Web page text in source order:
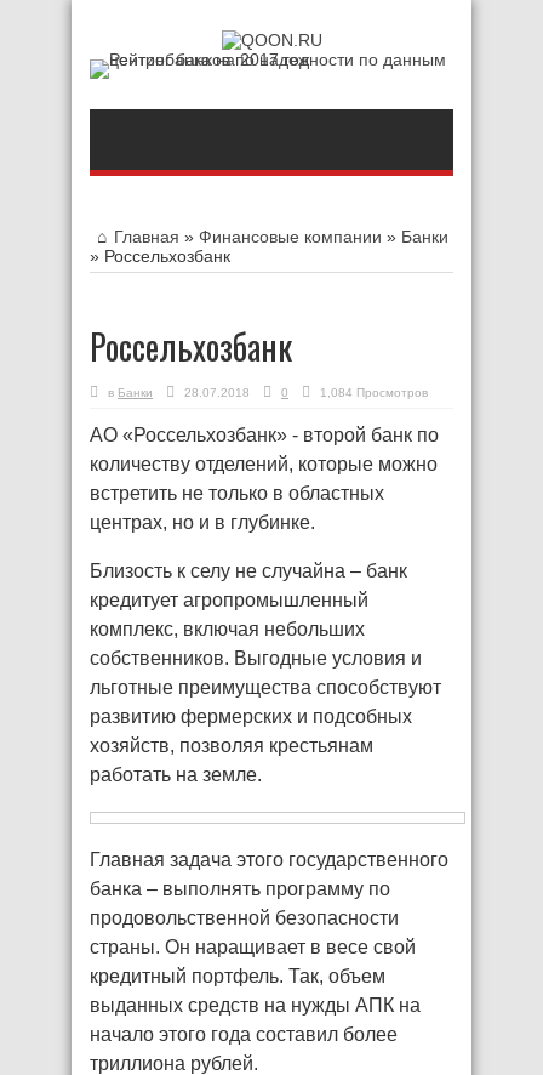
Главная » Финансовые компании » Банки
» Россельхозбанк
Россельхозбанк
в Банки 28.07.2018 0 1,084 Просмотров
АО «Россельхозбанк» - второй банк по
количеству отделений, которые можно
встретить не только в областных
центрах, но и в глубинке.
Близость к селу не случайна – банк
кредитует агропромышленный
комплекс, включая небольших
собственников. Выгодные условия и
льготные преимущества способствуют
развитию фермерских и подсобных
хозяйств, позволяя крестьянам
работать на земле.
Главная задача этого государственного
банка – выполнять программу по
продовольственной безопасности
страны. Он наращивает в весе свой
кредитный портфель. Так, объем
выданных средств на нужды АПК на
начало этого года составил более
триллиона рублей.